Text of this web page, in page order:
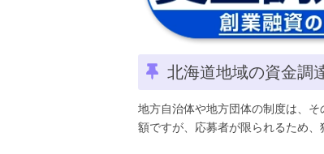
北海道地域の資金調
地方自治体や地方団体の制度は、
額ですが、応募者が限られるため、